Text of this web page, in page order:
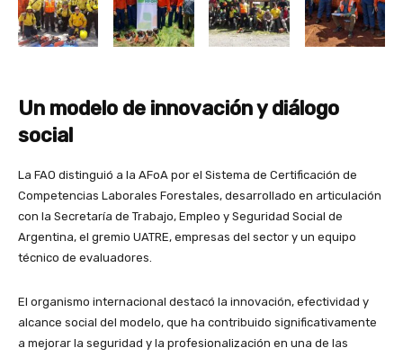
Un modelo de innovación y diálogo
social
La FAO distinguió a la AFoA por el Sistema de Certificación de
Competencias Laborales Forestales, desarrollado en articulación
con la Secretaría de Trabajo, Empleo y Seguridad Social de
Argentina, el gremio UATRE, empresas del sector y un equipo
técnico de evaluadores.
El organismo internacional destacó la innovación, efectividad y
alcance social del modelo, que ha contribuido significativamente
a mejorar la seguridad y la profesionalización en una de las